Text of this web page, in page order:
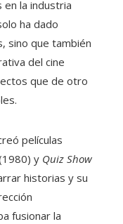
la industria
ha dado
sino que también
del cine
que de otro
películas
y Quiz Show
historias y su
fusionar la